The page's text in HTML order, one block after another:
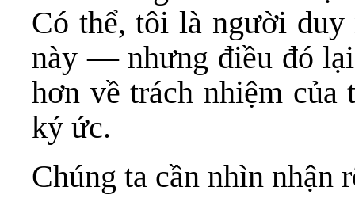
Có thể, tôi là người duy
này — nhưng điều đó
hơn về trách nhiệm
ký ức.
Chúng ta cần nhìn nhận